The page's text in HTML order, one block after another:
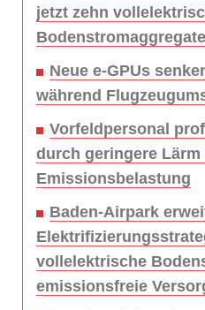
jetzt zehn
Neue e-GPUs
während
Vorfeldpersonal
durch geringere Lärm
Emissionsbelastung
Baden-Airpark
vollelektrische
emissionsfreie